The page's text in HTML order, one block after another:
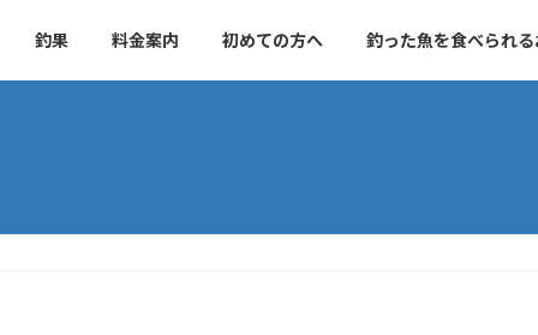
釣果 料金案内 初めての方へ 釣った魚を食べられ